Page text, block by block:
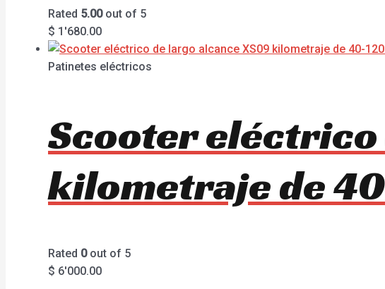
Rated 5.00out of 5
$ 1'680.00
Patinetes eléctricos
Scooter eléctrico
kilometraje de
Rated 0out of 5
$ 6'000.00